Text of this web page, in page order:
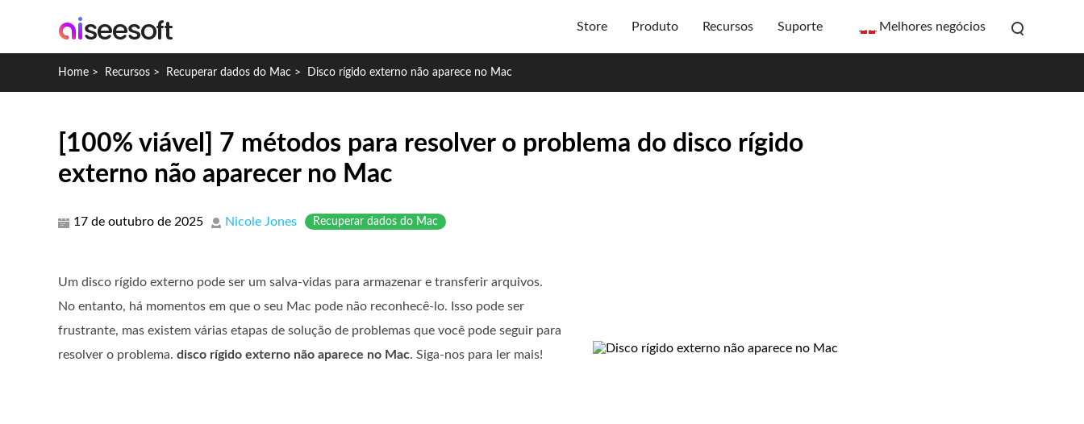
Store Produto Recursos Suporte Melhores negócios
Home > Recursos > Recuperar dados do Mac > Disco rígido externo não aparece no Mac
[100% viável] 7 métodos para resolver o problema do disco rígido
externo não aparecer no Mac
17 de outubro de 2025 Nicole Jones Recuperar dados do Mac
Um disco rígido externo pode ser um salva-vidas para armazenar e transferir arquivos.
No entanto, há momentos em que o seu Mac pode não reconhecê-lo. Isso pode ser
frustrante, mas existem várias etapas de solução de problemas que você pode seguir para
resolver o problema. disco rígido externo não aparece no Mac. Siga-nos para ler mais!